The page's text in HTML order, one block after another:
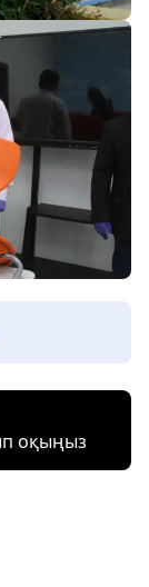
оқыңыз